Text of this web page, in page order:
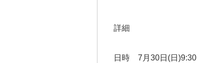
詳細
日時 7月30日(日)9:30